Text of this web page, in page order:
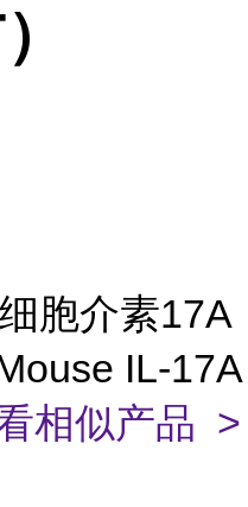
胞介素17A
IL-17A
相似产品 >